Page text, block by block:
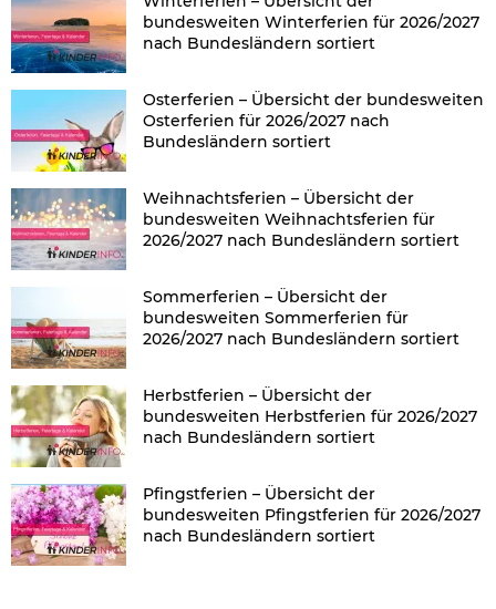
bundesweiten Winterferien für 2026/2027
nach Bundesländern sortiert
Osterferien – Übersicht der bundesweiten
Osterferien für 2026/2027 nach
Bundesländern sortiert
Weihnachtsferien – Übersicht der
bundesweiten Weihnachtsferien für
2026/2027 nach Bundesländern sortiert
Sommerferien – Übersicht der
bundesweiten Sommerferien für
2026/2027 nach Bundesländern sortiert
Herbstferien – Übersicht der
bundesweiten Herbstferien für 2026/2027
nach Bundesländern sortiert
Pfingstferien – Übersicht der
bundesweiten Pfingstferien für 2026/2027
nach Bundesländern sortiert